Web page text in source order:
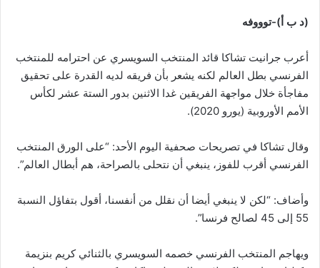
(د ب أ)-توووفه
أعرب جرانيت تشاكا قائد المنتخب السويسري عن احترامه للمنتخب
الفرنسي بطل العالم لكنه يشعر بأن فريقه لديه القدرة على تحقيق
مفاجأة خلال مواجهة الفريقين غدا الاثنين بدور الستة عشر لكأس
الأمم الأوروبية (يورو 2020).
وقال تشاكا في تصريحات صحفية اليوم الأحد: “على الورق المنتخب
الفرنسي أقرب للفوز، ينبغي أن نتحلى بالصراحة، هم أبطال العالم”.
وأضاف: “لكن لا ينبغي أيضا أن نقلل من أنفسنا، أقول بتفاؤل النسبة
55 إلى 45 لصالح فرنسا”.
ويهاجم المنتخب الفرنسي خصمه السويسري بالثنائي كريم بنزيمة